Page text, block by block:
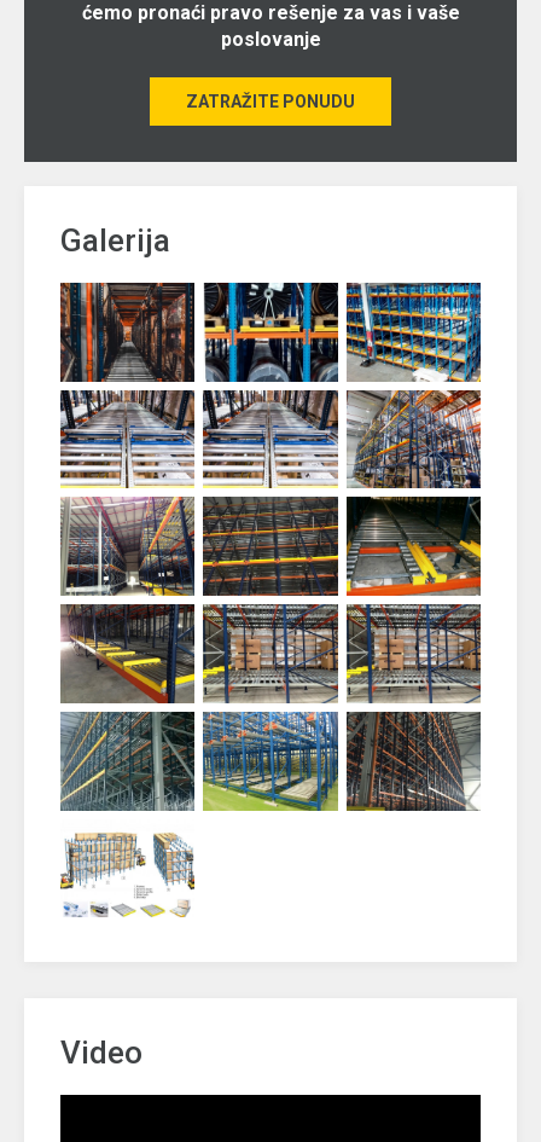
ćemo pronaći pravo rešenje za vas i vaše
poslovanje
ZATRAŽITE PONUDU
Galerija
Video